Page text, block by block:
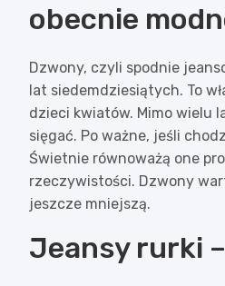
obecnie
Dzwony, czyli spodnie
lat siedemdziesiątych. To
dzieci kwiatów. Mimo wielu
sięgać. Po ważne, jeśli
Świetnie równoważą one
rzeczywistości. Dzwony
jeszcze mniejszą.
Jeansy rurki